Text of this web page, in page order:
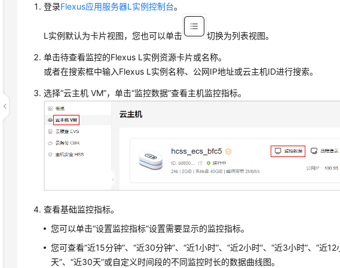
登录Flexus应用服务器L实例控制台。
L实例默认为卡片视图，您也可以单击 切换为列表视图。
单击待查看监控的Flexus L实例资源卡片或名称。
或者在搜索框中输入Flexus L实例名称、公网IP地址或云主机ID进行搜索。
选择“云主机 VM”，单击“监控数据”查看主机监控指标。
查看基础监控指标。
您可以单击“设置监控指标”设置需要显示的监控指标。
您可查看“近15分钟”、“近30分钟”、“近1小时”、“近2小时”、“近3小时”、“近
天”、“近30天”或自定义时间段的不同监控时长的数据曲线图。